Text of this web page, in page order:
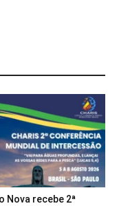
Nova recebe 2ª